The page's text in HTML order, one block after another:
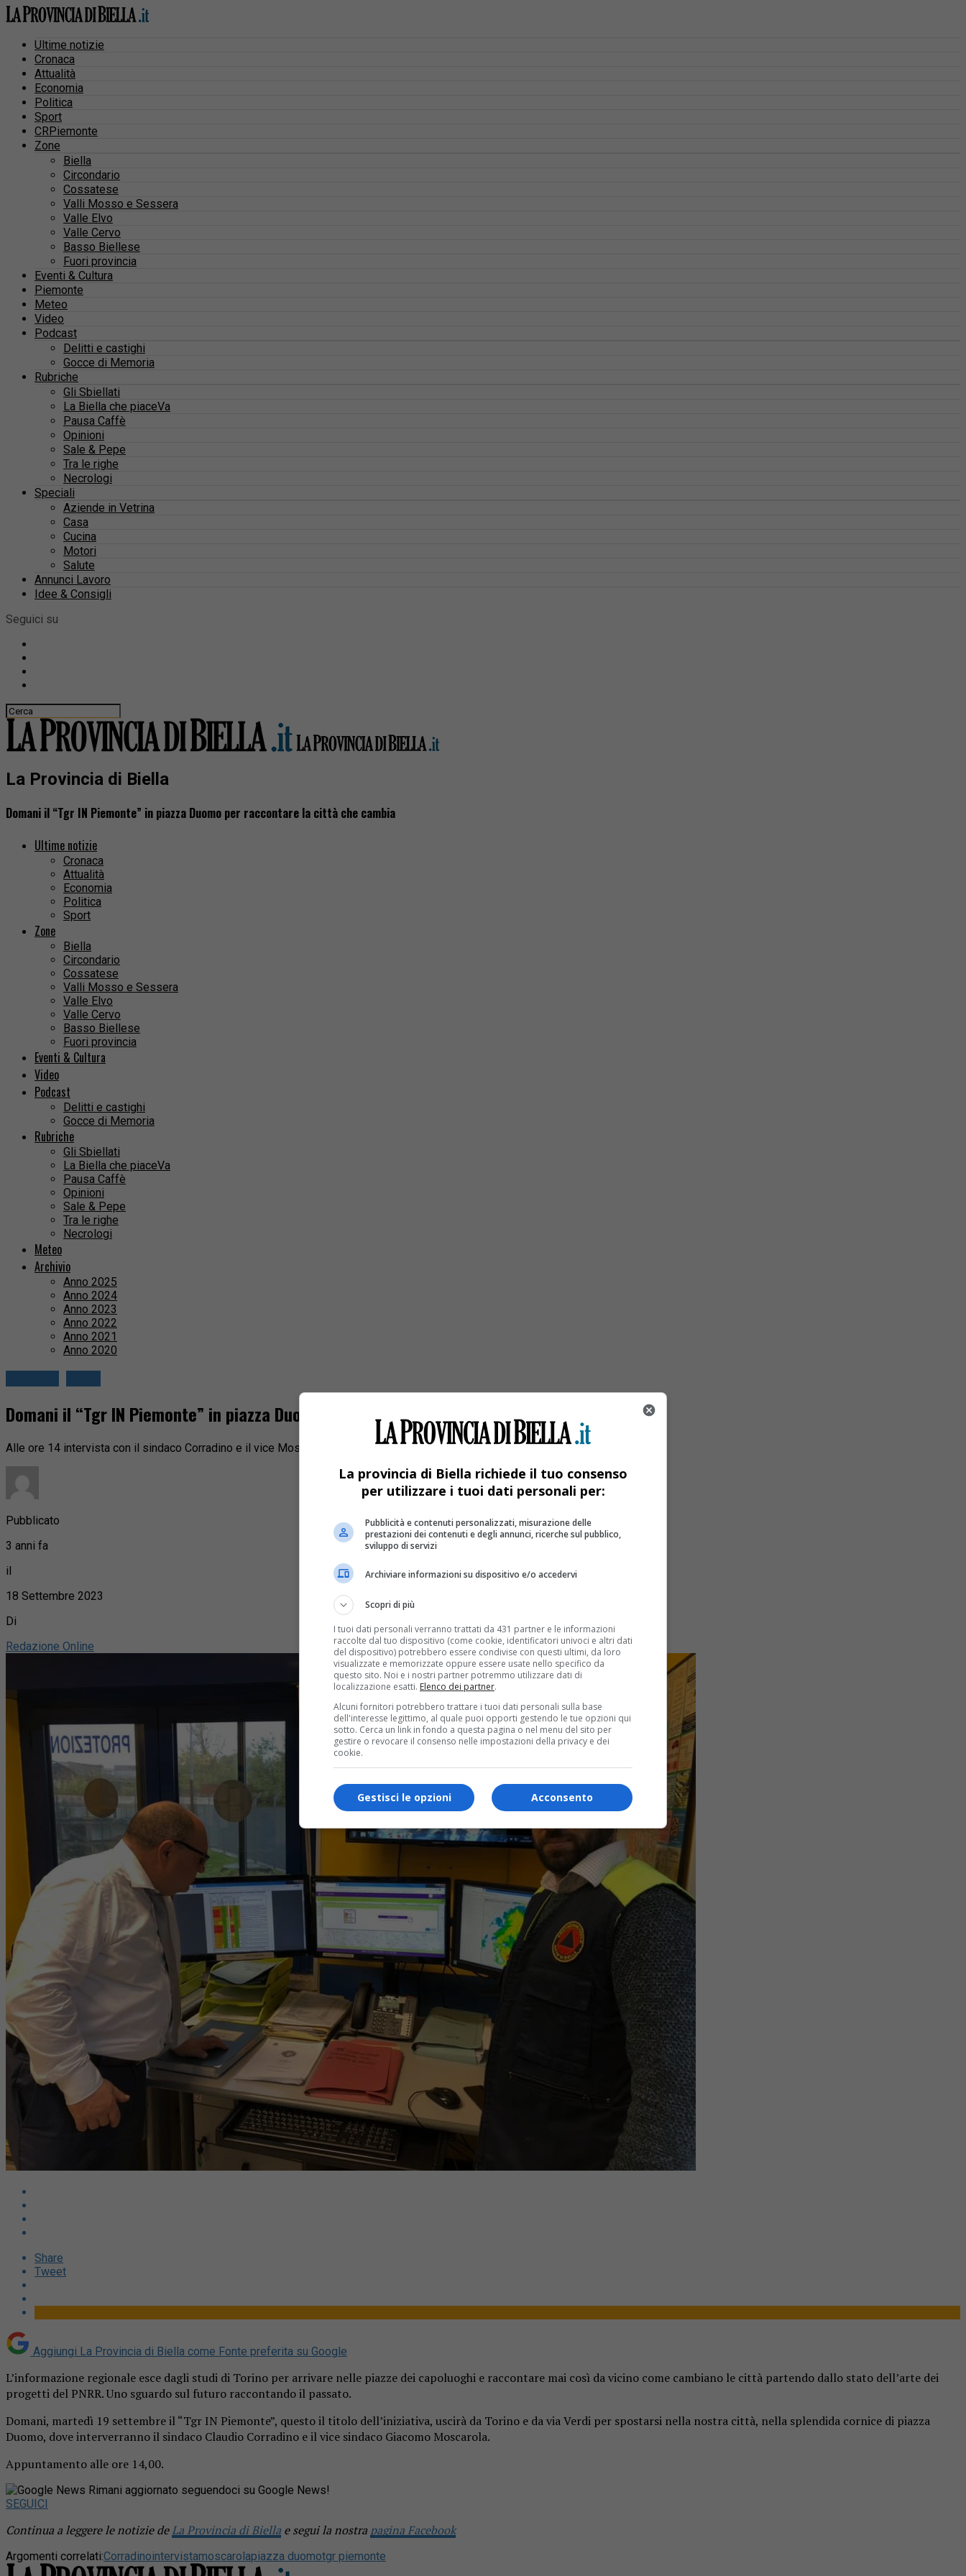
Ultime notizie
Cronaca
Attualità
Economia
Politica
Sport
CRPiemonte
Zone
Biella
Circondario
Cossatese
Valli Mosso e Sessera
Valle Elvo
Valle Cervo
Basso Biellese
Fuori provincia
Eventi & Cultura
Piemonte
Meteo
Video
Podcast
Delitti e castighi
Gocce di Memoria
Rubriche
Gli Sbiellati
La Biella che piaceVa
Pausa Caffè
Opinioni
Sale & Pepe
Tra le righe
Necrologi
Speciali
Aziende in Vetrina
Casa
Cucina
Motori
Salute
Annunci Lavoro
Idee & Consigli
Seguici su
La Provincia di Biella
Domani il “Tgr IN Piemonte” in piazza Duomo per raccontare la città che cambia
Ultime notizie
Cronaca
Attualità
Economia
Politica
Sport
Zone
Biella
Circondario
Cossatese
Valli Mosso e Sessera
Valle Elvo
Valle Cervo
Basso Biellese
Fuori provincia
Eventi & Cultura
Video
Podcast
Delitti e castighi
Gocce di Memoria
Rubriche
Gli Sbiellati
La Biella che piaceVa
Pausa Caffè
Opinioni
Sale & Pepe
Tra le righe
Necrologi
Meteo
Archivio
Anno 2025
Anno 2024
Anno 2023
Anno 2022
Anno 2021
Anno 2020
Domani il “Tgr IN Piemonte” in piazza Duomo per raccontare la città che cambia
Alle ore 14 intervista con il sindaco Corradino e il vice Moscarola
Pubblicato
3 anni fa
il
18 Settembre 2023
Di
Redazione Online
Share
Tweet
Aggiungi La Provincia di Biella come Fonte preferita su Google
L’informazione regionale esce dagli studi di Torino per arrivare nelle piazze dei capoluoghi e raccontare mai così da vicino come cambiano le città partendo dallo stato dell’arte dei
progetti del PNRR. Uno sguardo sul futuro raccontando il passato.
Domani, martedì 19 settembre il “Tgr IN Piemonte”, questo il titolo dell’iniziativa, uscirà da Torino e da via Verdi per spostarsi nella nostra città, nella splendida cornice di piazza
Duomo, dove interverranno il sindaco Claudio Corradino e il vice sindaco Giacomo Moscarola.
Appuntamento alle ore 14,00.
Rimani aggiornato seguendoci su Google News!
SEGUICI
Continua a leggere le notizie deLa Provincia di Biella e segui la nostra pagina Facebook
Argomenti correlati:Corradinointervistamoscarolapiazza duomotgr piemonte
La provincia di Biella richiede il tuo consenso
per utilizzare i tuoi dati personali per:
Pubblicità e contenuti personalizzati, misurazione delle
prestazioni dei contenuti e degli annunci, ricerche sul pubblico,
sviluppo di servizi
Archiviare informazioni su dispositivo e/o accedervi
Scopri di più
I tuoi dati personali verranno trattati da 431 partner e le informazioni
raccolte dal tuo dispositivo (come cookie, identificatori univoci e altri dati
del dispositivo) potrebbero essere condivise con questi ultimi, da loro
visualizzate e memorizzate oppure essere usate nello specifico da
questo sito. Noi e i nostri partner potremmo utilizzare dati di
localizzazione esatti. Elenco dei partner.
Alcuni fornitori potrebbero trattare i tuoi dati personali sulla base
dell'interesse legittimo, al quale puoi opporti gestendo le tue opzioni qui
sotto. Cerca un link in fondo a questa pagina o nel menu del sito per
gestire o revocare il consenso nelle impostazioni della privacy e dei
cookie.
Acconsento
Gestisci le opzioni